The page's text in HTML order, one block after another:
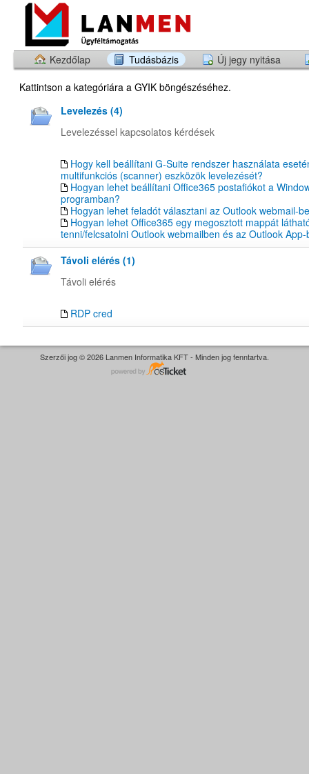
Kezdőlap Tudásbázis
Új jegy nyitása
Kattintson a kategóriára a GYIK böngészéséhez.
Levelezés (4)
Levelezéssel kapcsolatos kérdések
Hogy kell beállítani G-Suite rendszer használata
multifunkciós (scanner) eszközök levelezését?
Hogyan lehet beállítani Office365 postafiókot a
programban?
Hogyan lehet feladót választani az Outlook webmail-
Hogyan lehet Office365 egy megosztott mappát
tenni/felcsatolni Outlook webmailben és az Outlook
Távoli elérés (1)
Távoli elérés
RDP cred
Szerzői jog © 2026 Lanmen Informatika KFT - Minden jog fenntartva.